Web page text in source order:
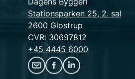
Stationsparken 25, 2. sal
2600 Glostrup
CVR: 30697812
+45 4445 6000